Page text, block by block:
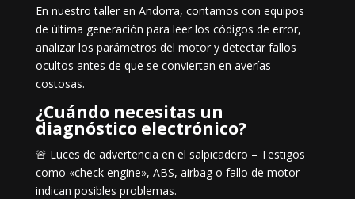
En nuestro taller en Andorra, contamos con equipos
de última generación para leer los códigos de error,
analizar los parámetros del motor y detectar fallos
ocultos antes de que se conviertan en averías
costosas.
¿Cuándo necesitas un
diagnóstico electrónico?
🚨 Luces de advertencia en el salpicadero – Testigos
como «check engine», ABS, airbag o fallo de motor
indican posibles problemas.